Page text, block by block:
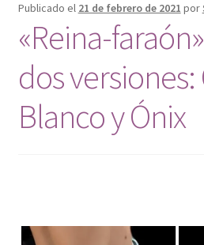
Publicado el 21 de febrero de 2021 por
«Reina-
dos
Blanco y Ónix